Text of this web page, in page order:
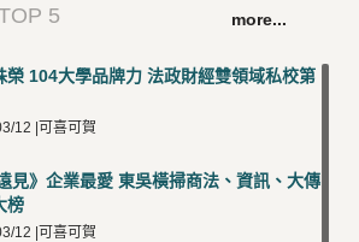
5 more...
榮 104大學品牌力 法政財經雙領域私校第
12 |可喜可賀
見》企業最愛 東吳橫掃商法、資訊、大傳
榜
12 |可喜可賀